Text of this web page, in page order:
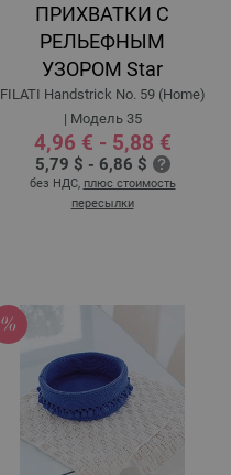
ПРИХВАТКИ С
РЕЛЬЕФНЫМ
УЗОРОМ Star
FILATI Handstrick No. 59 (Home)
| Модель 35
4,96 € - 5,88 €
5,79 $ - 6,86 $
без НДС, плюс стоимость
пересылки